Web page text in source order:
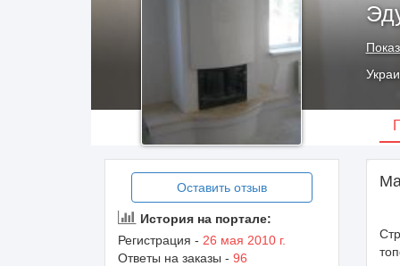
Оставить отзыв
История на портале:
Регистрация - 26 мая 2010 г.
Ответы на заказы - 96